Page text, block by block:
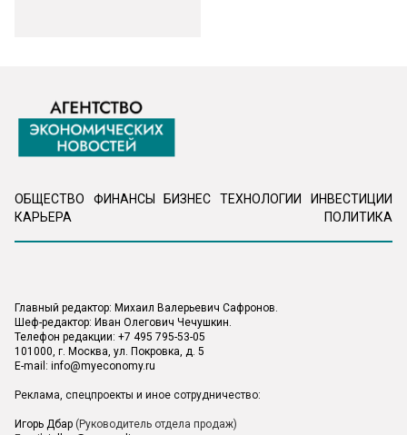
ОБЩЕСТВО ФИНАНСЫ БИЗНЕС ТЕХНОЛОГИИ
ИНВЕСТИЦИИ
КАРЬЕРА
ПОЛИТИКА
Главный редактор: Михаил Валерьевич Сафронов.
Шеф-редактор: Иван Олегович Чечушкин.
Телефон редакции: +7 495 795-53-05
101000, г. Москва, ул. Покровка, д. 5
E-mail: info@myeconomy.ru
Реклама, спецпроекты и иное сотрудничество:
Игорь Дбар (Руководитель отдела продаж)